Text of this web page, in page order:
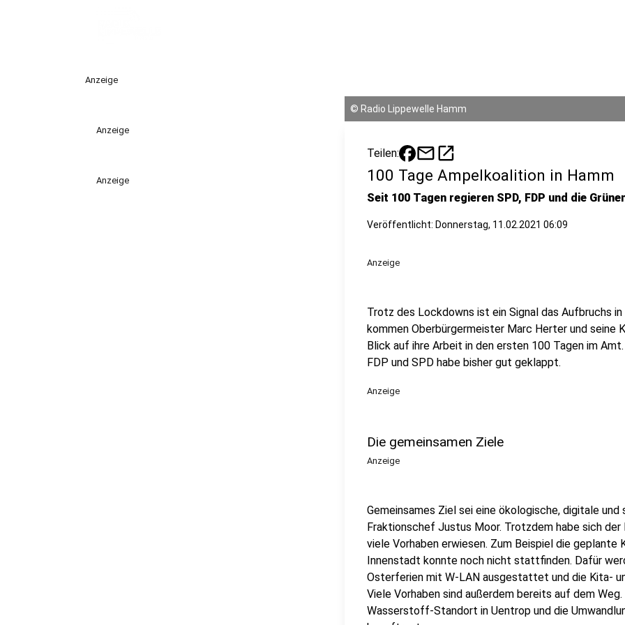
Anzeige
Anzeige
Anzeige
© Radio Lippewelle Hamm
Teilen: mailopen_in_new
100 Tage Ampelkoalition in Hamm
Seit 100 Tagen regieren SPD, FDP und die
Veröffentlicht: Donnerstag, 11.02.2021 06:09
Anzeige
Trotz des Lockdowns ist ein Signal das Aufbruchs
kommen Oberbürgermeister Marc Herter und seine
Blick auf ihre Arbeit in den ersten 100 Tagen im
FDP und SPD habe bisher gut geklappt.
Anzeige
Die gemeinsamen Ziele
Anzeige
Gemeinsames Ziel sei eine ökologische, digitale
Fraktionschef Justus Moor. Trotzdem habe sich
viele Vorhaben erwiesen. Zum Beispiel die
Innenstadt konnte noch nicht stattfinden. Dafür
Osterferien mit W-LAN ausgestattet und die Kita-
Viele Vorhaben sind außerdem bereits auf dem
Wasserstoff-Standort in Uentrop und die